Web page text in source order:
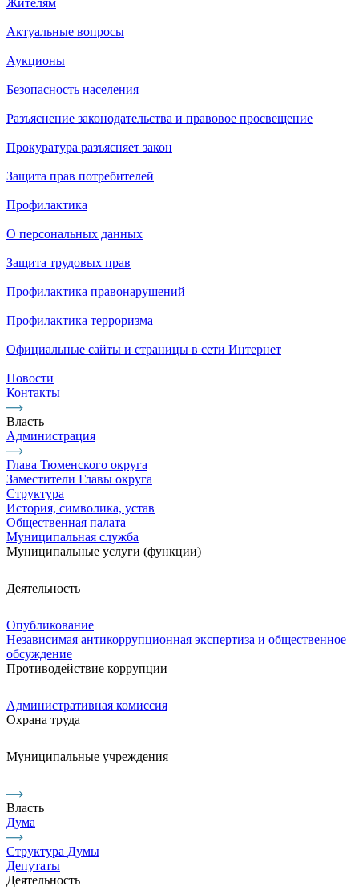
Жителям
Актуальные вопросы
Аукционы
Безопасность населения
Разъяснение законодательства и правовое просвещение
Прокуратура разъясняет закон
Защита прав потребителей
Профилактика
О персональных данных
Защита трудовых прав
Профилактика правонарушений
Профилактика терроризма
Официальные сайты и страницы в сети Интернет
Новости
Контакты
Власть
Администрация
Глава Тюменского округа
Заместители Главы округа
Структура
История, символика, устав
Общественная палата
Муниципальная служба
Муниципальные услуги (функции)
Деятельность
Опубликование
Независимая антикоррупционная экспертиза и общественное
обсуждение
Противодействие коррупции
Административная комиссия
Охрана труда
Муниципальные учреждения
Власть
Дума
Структура Думы
Депутаты
Деятельность